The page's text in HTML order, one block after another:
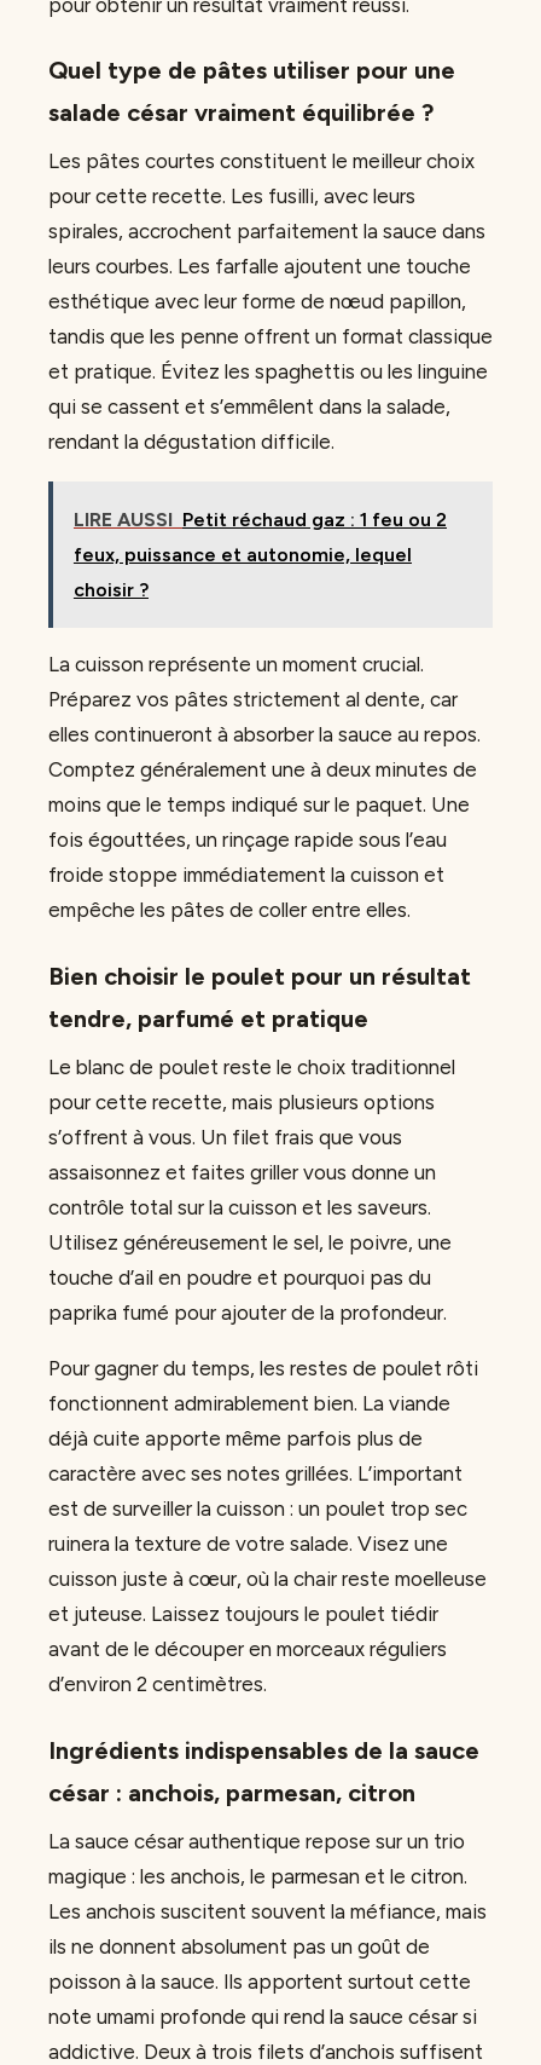
Quel type de pâtes utiliser pour une
salade césar vraiment équilibrée ?
Les pâtes courtes constituent le meilleur choix
pour cette recette. Les fusilli, avec leurs
spirales, accrochent parfaitement la sauce dans
leurs courbes. Les farfalle ajoutent une touche
esthétique avec leur forme de nœud papillon,
tandis que les penne offrent un format classique
et pratique. Évitez les spaghettis ou les linguine
qui se cassent et s’emmêlent dans la salade,
rendant la dégustation difficile.
LIRE AUSSI Petit réchaud gaz : 1 feu ou 2
feux, puissance et autonomie, lequel
choisir ?
La cuisson représente un moment crucial.
Préparez vos pâtes strictement al dente, car
elles continueront à absorber la sauce au repos.
Comptez généralement une à deux minutes de
moins que le temps indiqué sur le paquet. Une
fois égouttées, un rinçage rapide sous l’eau
froide stoppe immédiatement la cuisson et
empêche les pâtes de coller entre elles.
Bien choisir le poulet pour un résultat
tendre, parfumé et pratique
Le blanc de poulet reste le choix traditionnel
pour cette recette, mais plusieurs options
s’offrent à vous. Un filet frais que vous
assaisonnez et faites griller vous donne un
contrôle total sur la cuisson et les saveurs.
Utilisez généreusement le sel, le poivre, une
touche d’ail en poudre et pourquoi pas du
paprika fumé pour ajouter de la profondeur.
Pour gagner du temps, les restes de poulet rôti
fonctionnent admirablement bien. La viande
déjà cuite apporte même parfois plus de
caractère avec ses notes grillées. L’important
est de surveiller la cuisson : un poulet trop sec
ruinera la texture de votre salade. Visez une
cuisson juste à cœur, où la chair reste moelleuse
et juteuse. Laissez toujours le poulet tiédir
avant de le découper en morceaux réguliers
d’environ 2 centimètres.
Ingrédients indispensables de la sauce
césar : anchois, parmesan, citron
La sauce césar authentique repose sur un trio
magique : les anchois, le parmesan et le citron.
Les anchois suscitent souvent la méfiance, mais
ils ne donnent absolument pas un goût de
poisson à la sauce. Ils apportent surtout cette
note umami profonde qui rend la sauce césar si
addictive. Deux à trois filets d’anchois suffisent